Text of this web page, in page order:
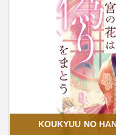
KOUKYUU NO